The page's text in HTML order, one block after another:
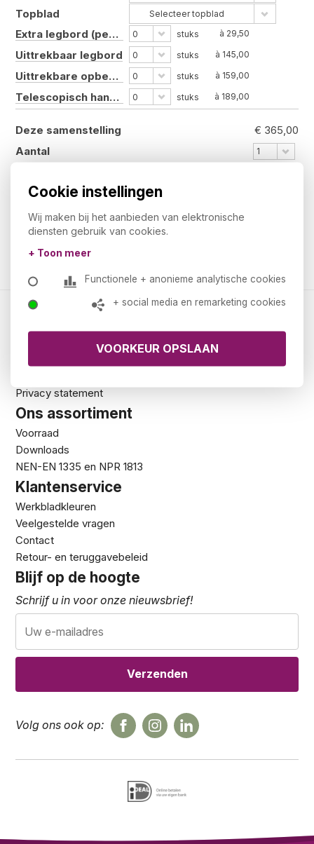
Topblad Selecteer topblad
Extra legbord (per kast) 0 stuks à 29,50
Uittrekbaar legbord 0 stuks à 145,00
Uittrekbare opberglade 0 stuks à 159,00
Telescopisch hangmappenframe 0 stuks à 189,00
Deze samenstelling
€ 365,00
Aantal
1
Totaal incl. BTW
Privacy statement
Ons assortiment
Voorraad
Downloads
NEN-EN 1335 en NPR 1813
Klantenservice
Werkbladkleuren
Veelgestelde vragen
Contact
Retour- en teruggavebeleid
Blijf op de hoogte
Schrijf u in voor onze nieuwsbrief!
Volg ons ook op:
Cookie instellingen
Wij maken bij het aanbieden van elektronische
diensten gebruik van cookies.
+ Toon meer
Functionele + anonieme analytische cookies
+ social media en remarketing cookies